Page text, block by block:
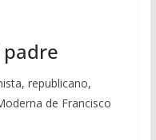
republicano,
de Francisco